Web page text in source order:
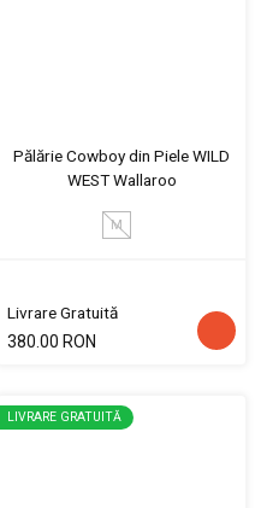
Pălărie Cowboy din Piele WILD
WEST Wallaroo
M
Livrare Gratuită
380.00 RON
LIVRARE GRATUITĂ